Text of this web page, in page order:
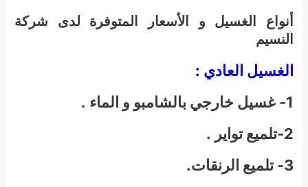
أنواع الغسيل و الأسعار المتوفرة لدى شركة
النسيم
الغسيل العادي :
1- غسيل خارجي بالشامبو و الماء .
2-تلميع تواير .
3- تلميع الرنقات.